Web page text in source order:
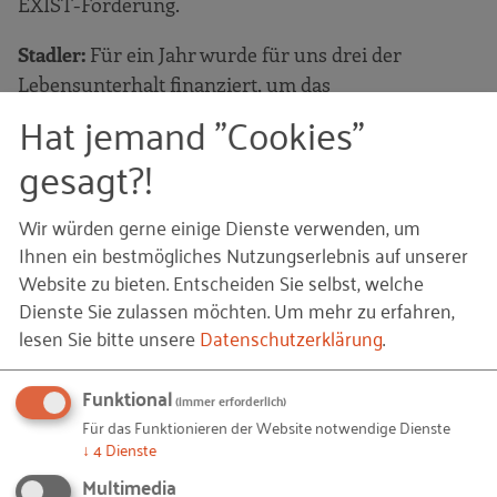
Stadler: Für ein Jahr wurde für uns drei der
Lebensunterhalt finanziert, um das
der GmbH bei der Gründung umgesetzt wurde.
Danach war es damit auch getan.
Matthias: Wie bewertet Ihr die
derzeitigen politischen
Rahmenbedingungen? Es besteht ja
eine gewisse Unsicherheit.
Henle: Da bringst Du es eigentlich genau auf dem
Punkt. Wir sind unabhängig von gesetzlichen
Regelungen. Das EEG oder sonst irgendetwas
Hat jemand "Cookies"
gesagt?!
Wir würden gerne einige Dienste verwenden, um
Ihnen ein bestmögliches Nutzungserlebnis auf unserer
Website zu bieten. Entscheiden Sie selbst, welche
Dienste Sie zulassen möchten.Um mehr zu erfahren,
lesen Sie bitte unsereDatenschutzerklärung.
Funktional(immer erforderlich)
Für das Funktionieren der Website notwendige Dienste
↓ 4Dienste
Multimedia